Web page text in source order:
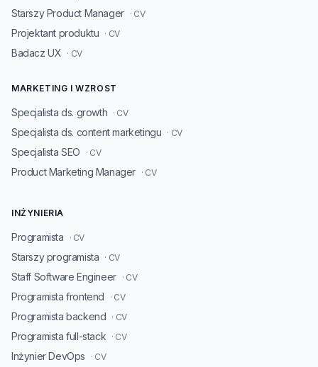
Starszy Product Manager · CV
Projektant produktu · CV
Badacz UX · CV
MARKETING I WZROST
Specjalista ds. growth · CV
Specjalista ds. content marketingu · CV
Specjalista SEO · CV
Product Marketing Manager · CV
INŻYNIERIA
Programista · CV
Starszy programista · CV
Staff Software Engineer · CV
Programista frontend · CV
Programista backend · CV
Programista full-stack · CV
Inżynier DevOps · CV